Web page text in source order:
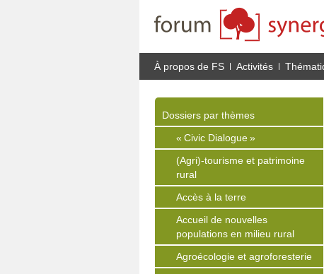
À propos de FS Activités
Dossiers par thèmes
« Civic Dialogue »
(Agri)-tourisme et patrimoine
rural
Accès à la terre
Accueil de nouvelles
populations en milieu rural
Agroécologie et agroforesterie